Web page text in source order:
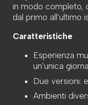
in modo completo,
dal primo all’ultimo
Caratteristiche
Esperienza
un’unica
Due versioni:
Ambienti